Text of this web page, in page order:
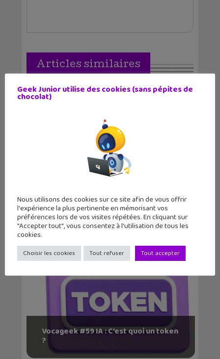
Articles similaires
n’est ni ton...
Vocageek #59 IA : C’est quoi un token
?
Geek Junior utilise des cookies (sans pépites de
chocolat)
Nous utilisons des cookies sur ce site afin de vous offrir
l'expérience la plus pertinente en mémorisant vos
préférences lors de vos visites répétées. En cliquant sur
"Accepter tout", vous consentez à l'utilisation de tous les
cookies.
Choisir les cookies Tout refuser Tout accepter